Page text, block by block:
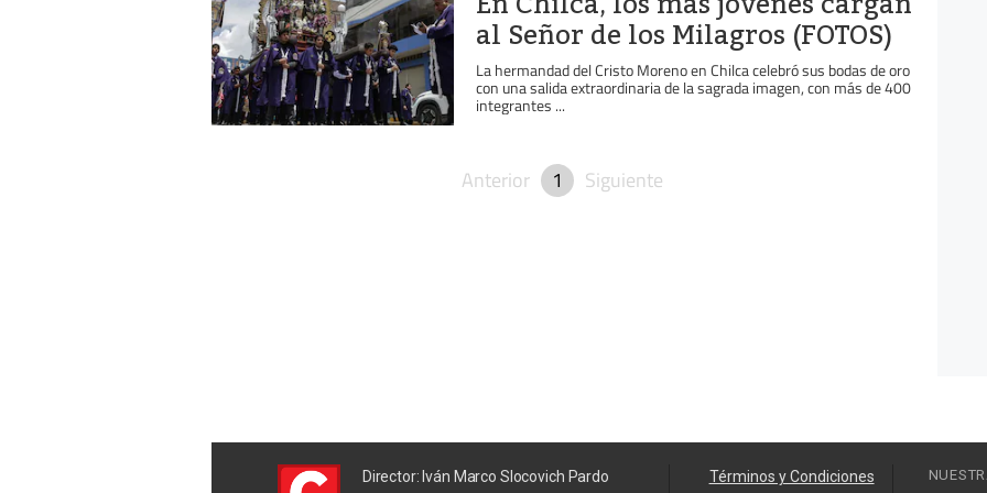
al Señor de los Milagros (FOTOS)
La hermandad del Cristo Moreno en Chilca celebró sus bodas de oro
con una salida extraordinaria de la sagrada imagen, con más de 400
integrantes ...
Anterior 1 Siguiente
Director: Iván Marco Slocovich Pardo Términos y Condiciones